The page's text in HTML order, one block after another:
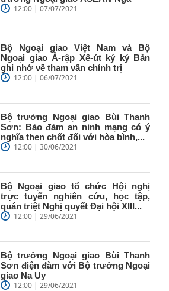
12:00 | 07/07/2021
Bộ Ngoại giao Việt Nam và Bộ
Ngoại giao Ả-rập Xê-út ký ký Bản
ghi nhớ về tham vấn chính trị
12:00 | 06/07/2021
Bộ trưởng Ngoại giao Bùi Thanh
Sơn: Bảo đảm an ninh mạng có ý
nghĩa then chốt đối với hòa bình,...
12:00 | 30/06/2021
Bộ Ngoại giao tổ chức Hội nghị
trực tuyến nghiên cứu, học tập,
quán triệt Nghị quyết Đại hội XIII...
12:00 | 29/06/2021
Bộ trưởng Ngoại giao Bùi Thanh
Sơn điện đàm với Bộ trưởng Ngoại
giao Na Uy
12:00 | 29/06/2021